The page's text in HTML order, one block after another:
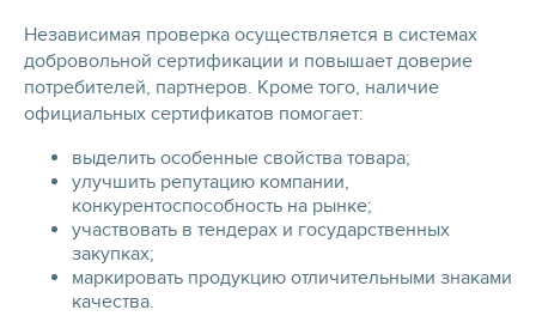
Независимая проверка осуществляется в системах
добровольной сертификации и повышает доверие
потребителей, партнеров. Кроме того, наличие
официальных сертификатов помогает:
выделить особенные свойства товара;
улучшить репутацию компании,
конкурентоспособность на рынке;
участвовать в тендерах и государственных
закупках;
маркировать продукцию отличительными знаками
качества.